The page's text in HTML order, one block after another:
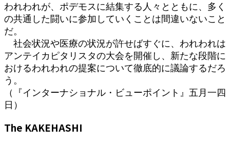
われわれが、ポデモスに結集する人々とともに、多く
の共通した闘いに参加していくことは間違いないこと
だ。
社会状況や医療の状況が許せばすぐに、われわれは
アンテイカピタリスタの大会を開催し、新たな段階に
おけるわれわれの提案について徹底的に議論するだろ
う。
（『インターナショナル・ビューポイント』五月一四
日）
The KAKEHASHI